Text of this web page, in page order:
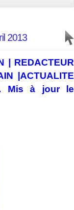
2013
| REDACTEUR
|ACTUALITE
Mis à jour le